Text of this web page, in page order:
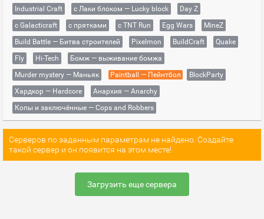
Industrial Craft
с Лаки блоком — Lucky block
Day Z
с Galacticraft
с прятками с TNT Run Egg Wars
MineZ
Build Battle — Битва строителей
Pixelmon BuildCraft
Quake
Fly
Hi-Tech
Бомж — выживание бомжа
Murder mystery — Маньяк
Paintball — Пейнтбол
BlockParty
Хардкор — Hardcore
Анархия — Anarchy
Копы и заключённые — Cops and Robbers
Серверов по заданным параметрам не найдено. Создайте
такой сервер и он появится на этом месте!
Загрузить еще сервера